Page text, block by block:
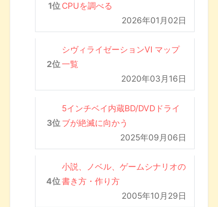
CPUを調べる
2026年01月02日
シヴィライゼーションVI マップ
一覧
2020年03月16日
5インチベイ内蔵BD/DVDドライ
ブが絶滅に向かう
2025年09月06日
小説、ノベル、ゲームシナリオの
書き方・作り方
2005年10月29日